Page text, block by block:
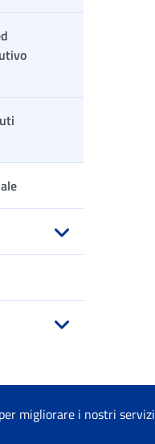
migliorare i nostri servizi